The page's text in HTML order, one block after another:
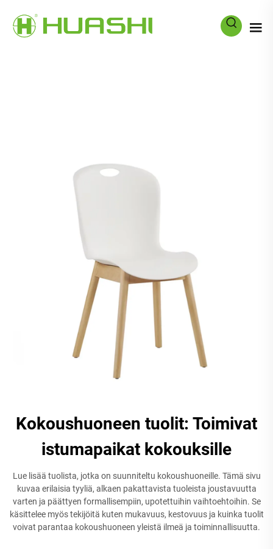
Kokoushuoneen tuolit: Toimivat
istumapaikat kokouksille
Lue lisää tuolista, jotka on suunniteltu kokoushuoneille. Tämä sivu
kuvaa erilaisia tyyliä, alkaen pakattavista tuoleista joustavuutta
varten ja päättyen formallisempiin, upotettuihin vaihtoehtoihin. Se
käsittelee myös tekijöitä kuten mukavuus, kestovuus ja kuinka tuolit
voivat parantaa kokoushuoneen yleistä ilmeä ja toiminnallisuutta.